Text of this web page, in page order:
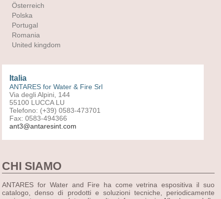
Österreich
Polska
Portugal
Romania
United kingdom
Italia
ANTARES for Water & Fire Srl
Via degli Alpini, 144
55100 LUCCA LU
Telefono: (+39) 0583-473701
Fax: 0583-494366
ant3@antaresint.com
CHI SIAMO
ANTARES for Water and Fire ha come vetrina espositiva il suo
catalogo, denso di prodotti e soluzioni tecniche, periodicamente